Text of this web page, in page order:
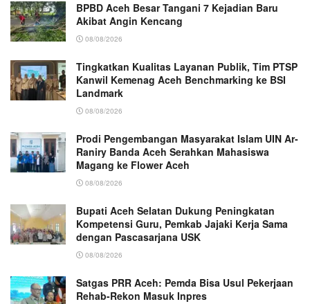
BPBD Aceh Besar Tangani 7 Kejadian Baru
Akibat Angin Kencang
08/08/2026
Tingkatkan Kualitas Layanan Publik, Tim PTSP
Kanwil Kemenag Aceh Benchmarking ke BSI
Landmark
08/08/2026
Prodi Pengembangan Masyarakat Islam UIN Ar-
Raniry Banda Aceh Serahkan Mahasiswa
Magang ke Flower Aceh
08/08/2026
Bupati Aceh Selatan Dukung Peningkatan
Kompetensi Guru, Pemkab Jajaki Kerja Sama
dengan Pascasarjana USK
08/08/2026
Satgas PRR Aceh: Pemda Bisa Usul Pekerjaan
Rehab-Rekon Masuk Inpres